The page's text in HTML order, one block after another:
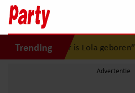
Trending
Brood: “Hier is Lola geboren”•